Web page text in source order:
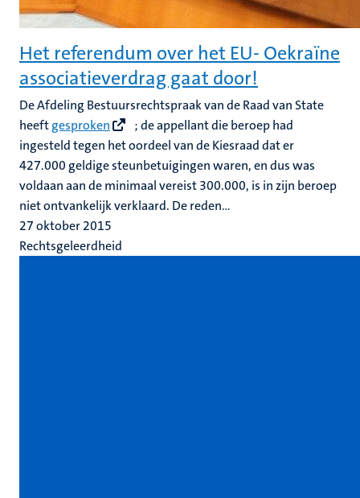
Het referendum over het EU- Oekraïne
associatieverdrag gaat door!
De Afdeling Bestuursrechtspraak van de Raad van State
heeftgesproken
; de appellant die beroep had
ingesteld tegen het oordeel van de Kiesraad dat er
427.000 geldige steunbetuigingen waren, en dus was
voldaan aan de minimaal vereist 300.000, is in zijn beroep
niet ontvankelijk verklaard. De reden...
27 oktober 2015
Rechtsgeleerdheid